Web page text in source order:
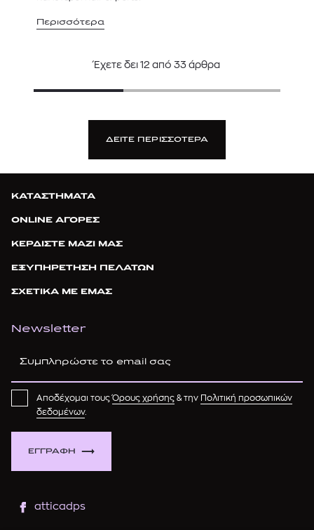
Περισσότερα
Έχετε δει 12 από 33 άρθρα
ΔΕΙΤΕ ΠΕΡΙΣΣΟΤΕΡΑ
ΚΑΤΑΣΤΗΜΑΤΑ
ONLINE ΑΓΟΡΕΣ
ΚΕΡΔΙΣΤΕ ΜΑΖΙ ΜΑΣ
ΕΞΥΠΗΡΕΤΗΣΗ ΠΕΛΑΤΩΝ
ΣΧΕΤΙΚΑ ΜΕ ΕΜΑΣ
Newsletter
ΕΓΓΡΑΦΗ
Αποδέχομαι τουςΌρους χρήσης & την Πολιτική προσωπικών
δεδομένων.
atticadps